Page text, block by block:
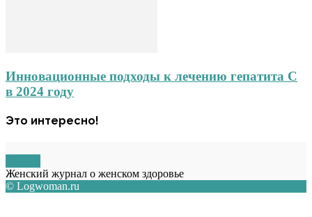
Инновационные подходы к лечению гепатита С
в 2024 году
Это интересно!
Женский журнал о женском здоровье
© Logwoman.ru